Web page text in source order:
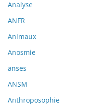
Analyse
ANFR
Animaux
Anosmie
anses
ANSM
Anthroposophie